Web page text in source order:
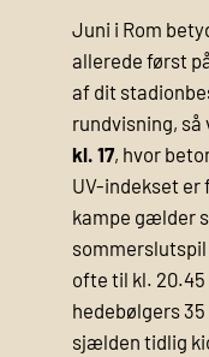
Juni i Rom
allerede først
af dit
rundvisning,
kl. 17, hvor
UV-indekset er
kampe gælder
ofte til kl.
hedebølgers
sjælden tidlig